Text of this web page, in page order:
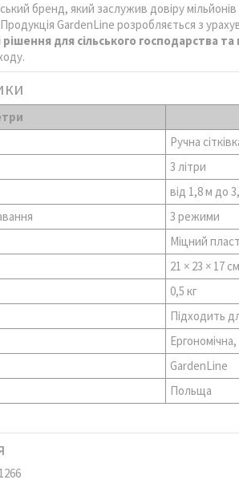
бренд, який заслужив довіру мільйонів
GardenLine розробляється з
для сільського господарства
Ручна
3 літри
від 1,8 м до
3 режими
Міцний
21 × 23 × 17 см
0,5 кг
Підходить
GardenLine
Польща